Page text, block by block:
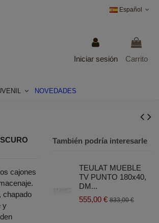
Español
Iniciar sesión Carrito
NOVEDADES
cajones
chapado
y
También podría interesarle
TEULAT MUEBLE
TV PUNTO 180x40,
DM...
555,00 € 833,00 €